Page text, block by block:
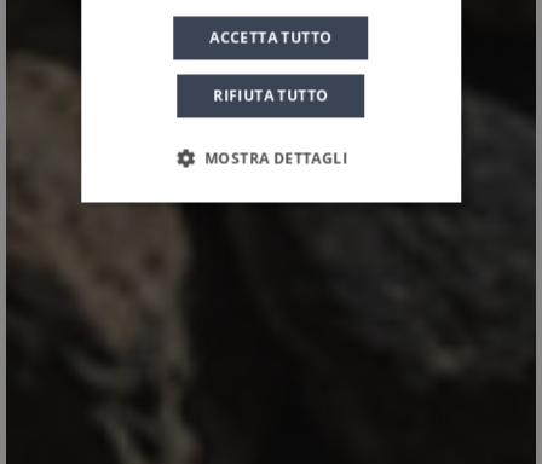
Terre Siciliane I.G.T.
ACCETTA TUTTO
RIFIUTA TUTTO
MOSTRA DETTAGLI